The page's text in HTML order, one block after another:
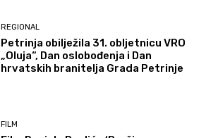
REGIONAL
Petrinja obilježila 31. obljetnicu VRO
„Oluja“, Dan oslobođenja i Dan
hrvatskih branitelja Grada Petrinje
FILM